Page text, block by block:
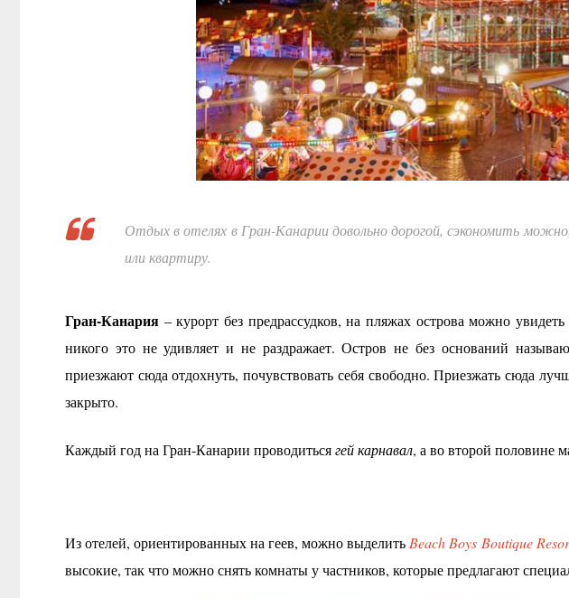
Отдых в отелях в Гран-Канарии довольно дорогой, сэкономить
или квартиру.
Гран-Канария – курорт без предрассудков, на пляжах острова можно
никого это не удивляет и не раздражает. Остров не без оснований
приезжают сюда отдохнуть, почувствовать себя свободно. Приезжать сюда
закрыто.
Каждый год на Гран-Канарии проводитьсягей карнавал, а во второй половине
Из отелей, ориентированных на геев, можно выделить Beach Boys Boutique
высокие, так что можно снять комнаты у частников, которые предлагают